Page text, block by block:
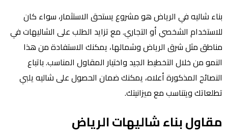
بناء شاليه في الرياض هو مشروع يستحق الاستثمار، سواء كان
للاستخدام الشخصي أو التجاري. مع تزايد الطلب على الشاليهات في
مناطق مثل شرق الرياض وشمالها، يمكنك الاستفادة من هذا
النمو من خلال التخطيط الجيد واختيار المقاول المناسب. باتباع
النصائح المذكورة أعلاه، يمكنك ضمان الحصول على شاليه يلبي
تطلعاتك ويتناسب مع ميزانيتك.
مقاول بناء شاليهات الرياض